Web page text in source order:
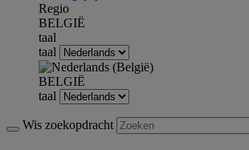
Regio
BELGIË
taal
taal
BELGIË
taal
Wis zoekopdracht